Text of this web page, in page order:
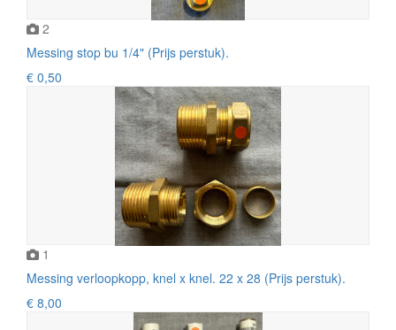
2
Messing stop bu 1/4" (Prijs perstuk).
€ 0,50
1
Messing verloopkopp, knel x knel. 22 x 28 (Prijs perstuk).
€ 8,00